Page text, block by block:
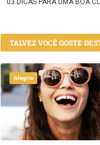
03 DICAS PARA UMA BOA
TALVEZ VOCÊ GOSTE
Alegria